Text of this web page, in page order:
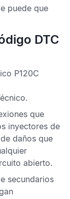
puede que
DTC
P120C
.
que
inyectores de
daños que
abierto.
secundarios